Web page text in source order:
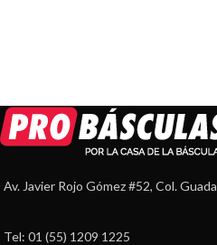
Av. Javier Rojo Gómez #52, Col.
Tel: 01 (55) 1209 1225